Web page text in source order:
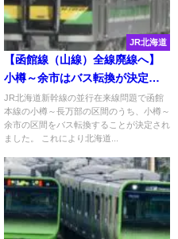
JR北海道
【函館線（山線）全線廃線へ】
小樽～余市はバス転換が決定
鉄道ファンからは批判、道内の
路線廃止の懸念の声も
JR北海道新幹線の並行在来線問題で函館
本線の小樽～長万部の区間のうち、小樽～
余市の区間をバス転換することが決定され
ました。 これにより北海道...